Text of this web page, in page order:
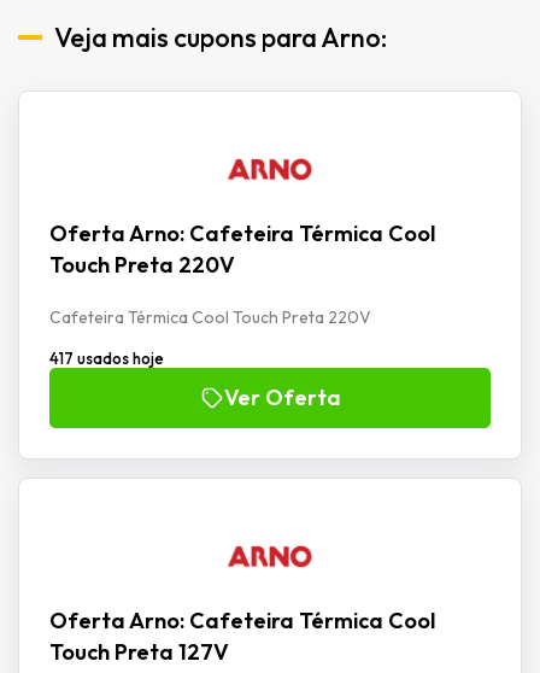
Veja mais cupons para Arno:
Oferta Arno: Cafeteira Térmica Cool
Touch Preta 220V
Cafeteira Térmica Cool Touch Preta 220V
417 usados hoje
Ver Oferta
Oferta Arno: Cafeteira Térmica Cool
Touch Preta 127V